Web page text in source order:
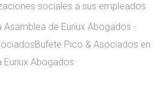
sociales a sus empleados
Asamblea de Euriux Abogados -
Pico & Asociados en
Euriux Abogados